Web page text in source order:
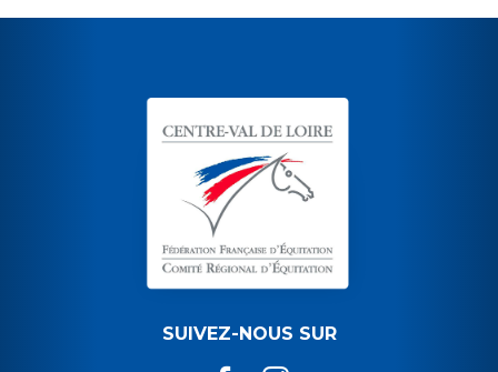
SUIVEZ-NOUS SUR